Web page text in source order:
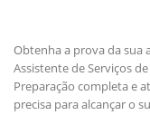
Obtenha a prova da sua
Assistente de Serviços
Preparação completa e
precisa para alcançar o